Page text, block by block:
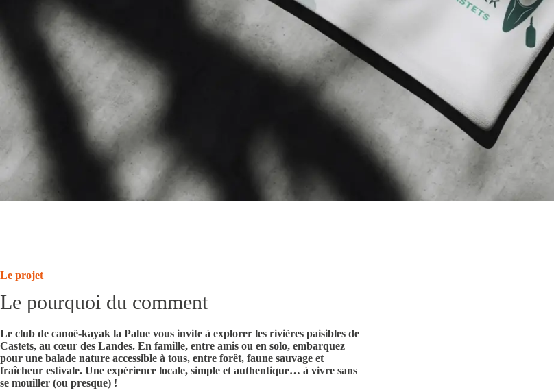
Le projet
Le pourquoi du comment
Le club de canoë-kayak la Palue vous invite à explorer les rivières paisibles de
Castets, au cœur des Landes. En famille, entre amis ou en solo, embarquez
pour une balade nature accessible à tous, entre forêt, faune sauvage et
fraîcheur estivale. Une expérience locale, simple et authentique… à vivre sans
se mouiller (ou presque) !